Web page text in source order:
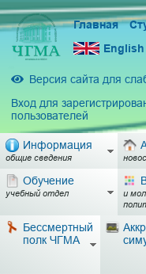
Главная
English
Версия сайта для
Вход для
пользователей
Информация
общие сведения
Обучение
учебный отдел
и
Бессмертный
полк ЧГМА